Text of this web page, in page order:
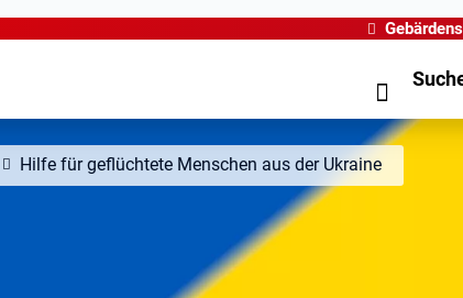
Hilfe für geflüchtete Menschen aus der Ukraine